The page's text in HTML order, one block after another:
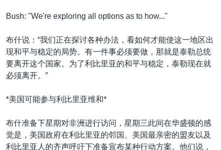
美国之音专访
重要讲话与声明
台海两岸关系
南中国海争端
关注新疆
关注我们
Bush: "We're exploring all options as to how..."
布什说：“我们正在探讨各种办法，看如何才能使这一地区出
现和平与稳定的局势。有一件事必须要做，那就是泰勒总统
要离开这个国家。为了利比里亚的和平与稳定，泰勒现在就
必须离开。”
*美国可能参与利比里亚维和*
布什准备下星期对非洲进行访问，星期三此间在华盛顿的感
觉是，美国政府在利比里亚的邻国、美国最亲密的盟友以及
利比里亚人的齐声呼吁下准备宣布某种行动方案。他们说，